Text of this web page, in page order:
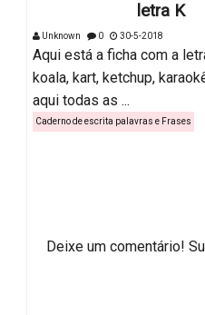
letra K
Unknown 0 30-5-2018
Aqui está a ficha com a
koala, kart, ketchup,
aqui todas as ...
Caderno de escrita palavras e Frases
Deixe um comentário!